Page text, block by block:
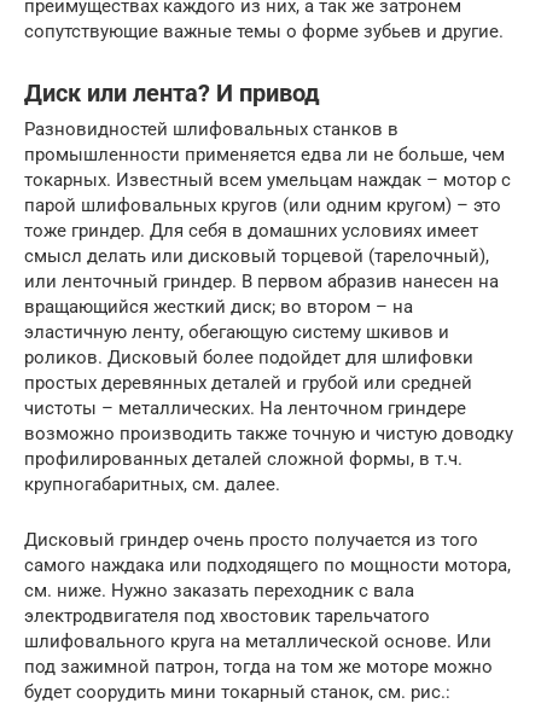
преимуществах каждого из них, а так же затронем
сопутствующие важные темы о форме зубьев и другие.
Диск или лента? И привод
Разновидностей шлифовальных станков в
промышленности применяется едва ли не больше, чем
токарных. Известный всем умельцам наждак – мотор с
парой шлифовальных кругов (или одним кругом) – это
тоже гриндер. Для себя в домашних условиях имеет
смысл делать или дисковый торцевой (тарелочный),
или ленточный гриндер. В первом абразив нанесен на
вращающийся жесткий диск; во втором – на
эластичную ленту, обегающую систему шкивов и
роликов. Дисковый более подойдет для шлифовки
простых деревянных деталей и грубой или средней
чистоты – металлических. На ленточном гриндере
возможно производить также точную и чистую доводку
профилированных деталей сложной формы, в т.ч.
крупногабаритных, см. далее.
Дисковый гриндер очень просто получается из того
самого наждака или подходящего по мощности мотора,
см. ниже. Нужно заказать переходник с вала
электродвигателя под хвостовик тарельчатого
шлифовального круга на металлической основе. Или
под зажимной патрон, тогда на том же моторе можно
будет соорудить мини токарный станок, см. рис.: